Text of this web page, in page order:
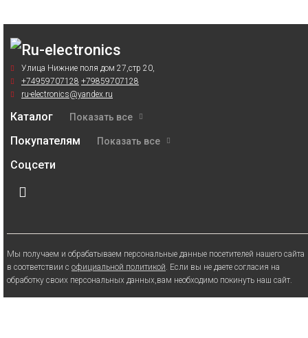
Улица Нижние поля дом 27,стр 20,
+74959707128 +79859707128
ru-electronics@yandex.ru
Каталог Показать все
Покупателям Показать все
Соцсети
Мы получаем и обрабатываем персональные данные посетителей нашего сайта
в соответствии с официальной политикой. Если вы не даете согласия на
обработку своих персональных данных,вам необходимо покинуть наш сайт.